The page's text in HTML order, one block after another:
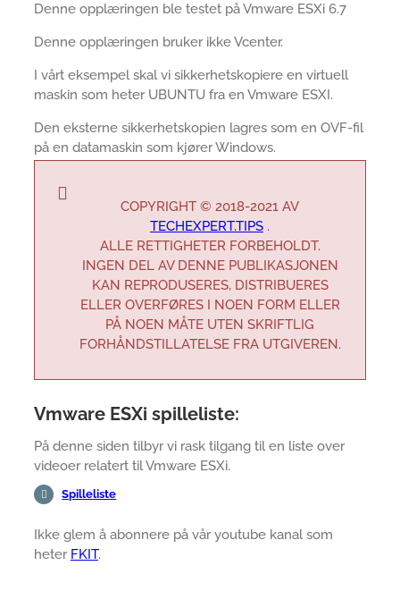
Denne opplæringen ble testet på Vmware ESXi 6.7
Denne opplæringen bruker ikke Vcenter.
I vårt eksempel skal vi sikkerhetskopiere en virtuell
maskin som heter UBUNTU fra en Vmware ESXI.
Den eksterne sikkerhetskopien lagres som en OVF-fil
på en datamaskin som kjører Windows.
COPYRIGHT © 2018-2021 AV
TECHEXPERT.TIPS .
ALLE RETTIGHETER FORBEHOLDT.
INGEN DEL AV DENNE PUBLIKASJONEN
KAN REPRODUSERES, DISTRIBUERES
ELLER OVERFØRES I NOEN FORM ELLER
PÅ NOEN MÅTE UTEN SKRIFTLIG
FORHÅNDSTILLATELSE FRA UTGIVEREN.
Vmware ESXi spilleliste:
På denne siden tilbyr vi rask tilgang til en liste over
videoer relatert til Vmware ESXi.
Spilleliste
Ikke glem å abonnere på vår youtube kanal som
heter FKIT.